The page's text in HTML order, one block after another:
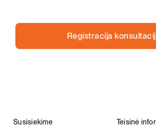
Klausos aparatai
Registracija
Susisiekime Teisinė